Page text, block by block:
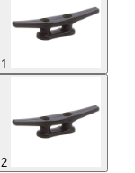
Talamex Rana di plastica nera 170mm miniatura 1
Talamex Rana di plastica nera 170mm miniatura 2